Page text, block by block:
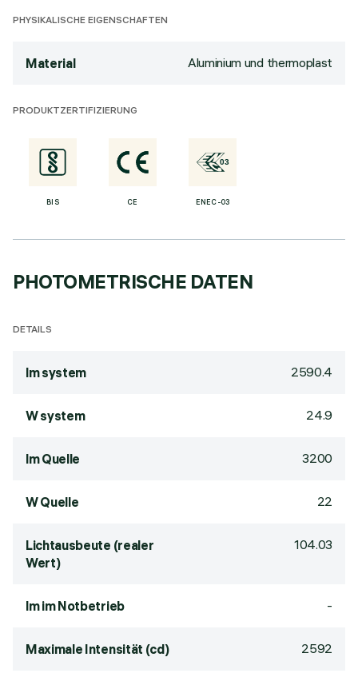
PHYSIKALISCHE EIGENSCHAFTEN
Material Aluminium und thermoplast
PRODUKTZERTIFIZIERUNG
BIS CE ENEC-03
PHOTOMETRISCHE DATEN
DETAILS
lm system 2590.4
W system 24.9
lm Quelle 3200
W Quelle 22
Lichtausbeute (realer
Wert)
104.03
lm im Notbetrieb -
Maximale Intensität (cd) 2592